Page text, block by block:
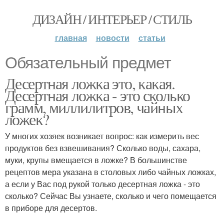
ДИЗАЙН / ИНТЕРЬЕР / СТИЛЬ
главная новости статьи
Обязательный предмет
Десертная ложка это, какая.
Десертная ложка - это сколько
грамм, миллилитров, чайных
ложек?
У многих хозяек возникает вопрос: как измерить вес
продуктов без взвешивания? Сколько воды, сахара,
муки, крупы вмещается в ложке? В большинстве
рецептов мера указана в столовых либо чайных ложках,
а если у Вас под рукой только десертная ложка - это
сколько? Сейчас Вы узнаете, сколько и чего помещается
в приборе для десертов.